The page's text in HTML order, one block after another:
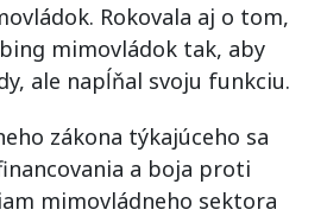
Rokovala aj o tom,
mimovládok tak, aby
ale napĺňal svoju funkciu.
zákona týkajúceho sa
a boja proti
mimovládneho sektora